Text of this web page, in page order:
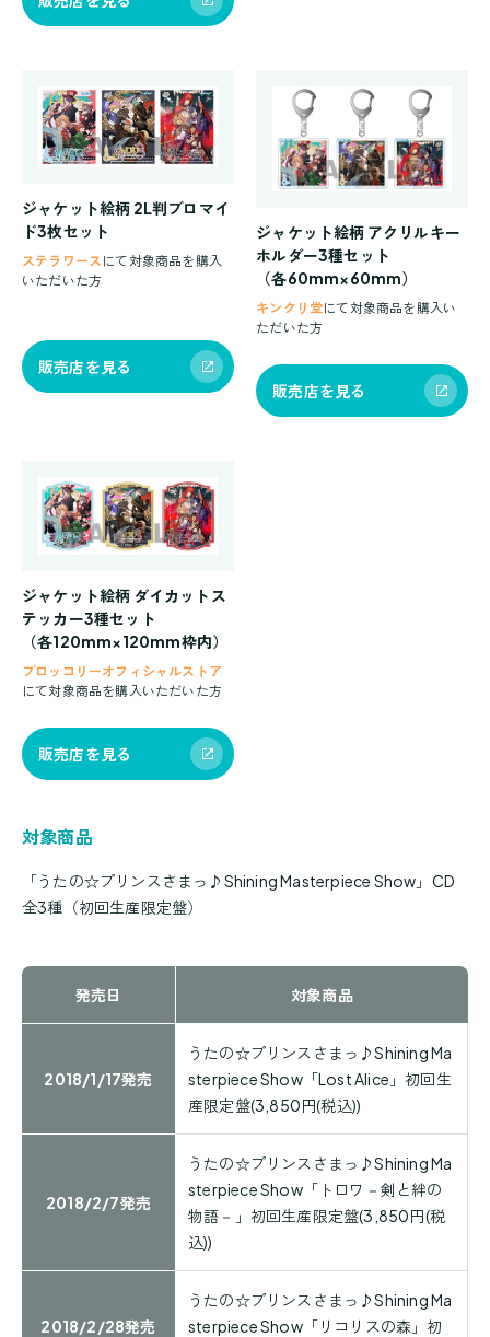
ジャケット絵柄 2L判ブロマイ
ド3枚セット
ステラワース にて対象商品を購入
いただいた方
販売店を見る
ジャケット絵柄 アクリルキー
ホルダー3種セット
（各60mm×60mm）
キンクリ堂にて対象商品を購入い
ただいた方
販売店を見る
ジャケット絵柄 ダイカットス
テッカー3種セット
（各120mm×120mm枠内）
ブロッコリーオフィシャルストア
にて対象商品を購入いただいた方
販売店を見る
対象商品
「うたの☆プリンスさまっ♪Shining Masterpiece Show」CD
全3種（初回生産限定盤）
発売日 対象商品
2018/1/17発売
うたの☆プリンスさまっ♪Shining Ma
sterpiece Show「Lost Alice」初回生
産限定盤(3,850円(税込))
2018/2/7発売
うたの☆プリンスさまっ♪Shining Ma
sterpiece Show「トロワ－剣と絆の
物語－」初回生産限定盤(3,850円(税
込))
2018/2/28発売
うたの☆プリンスさまっ♪Shining Ma
sterpiece Show「リコリスの森」初